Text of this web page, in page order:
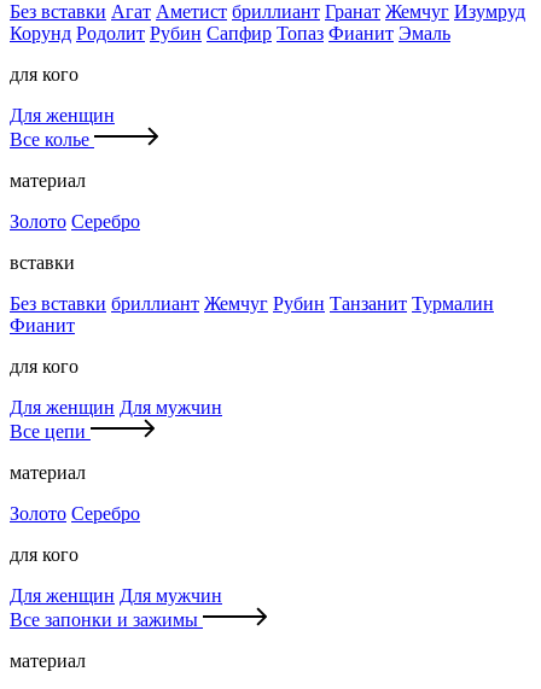
Без вставки Агат Аметист бриллиант Гранат Жемчуг Изумруд
Корунд Родолит Рубин Сапфир Топаз Фианит Эмаль
для кого
Для женщин
Все колье
материал
Золото Серебро
вставки
Без вставки бриллиант Жемчуг Рубин Танзанит Турмалин
Фианит
для кого
Для женщин Для мужчин
Все цепи
материал
Золото Серебро
для кого
Для женщин Для мужчин
Все запонки и зажимы
материал